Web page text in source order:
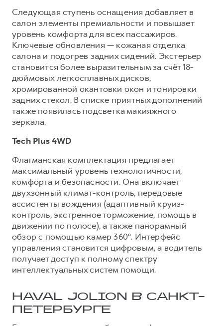
Следующая ступень оснащения добавляет в
салон элементы премиальности и повышает
уровень комфорта для всех пассажиров.
Ключевые обновления — кожаная отделка
салона и подогрев задних сидений. Экстерьер
становится более выразительным за счёт 18-
дюймовых легкосплавных дисков,
хромированной окантовки окон и тонировки
задних стекол. В списке приятных дополнений
также появилась подсветка макияжного
зеркала.
Tech Plus 4WD
Флагманская комплектация предлагает
максимальный уровень технологичности,
комфорта и безопасности. Она включает
двухзонный климат-контроль, передовые
ассистенты вождения (адаптивный круиз-
контроль, экстренное торможение, помощь в
движении по полосе), а также панорамный
обзор с помощью камер 360°. Интерфейс
управления становится цифровым, а водитель
получает доступ к полному спектру
интеллектуальных систем помощи.
HAVAL JOLION В САНКТ-
ПЕТЕРБУРГЕ